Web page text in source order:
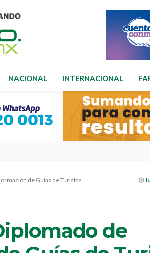
NACIONAL INTERNACIONAL
de Guías de Turistas
de